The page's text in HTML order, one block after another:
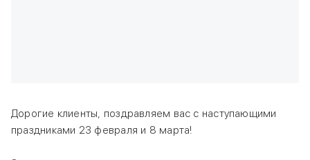
Дорогие клиенты, поздравляем вас с наступающими
праздниками 23 февраля и 8 марта!